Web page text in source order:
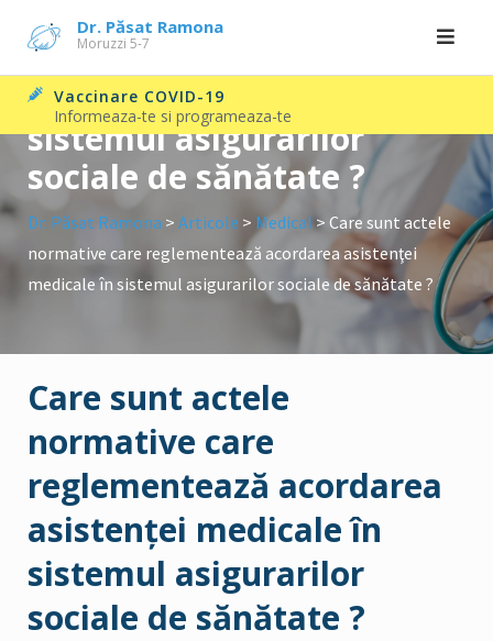
content
Dr. Păsat Ramona
Moruzzi 5-7
Vaccinare COVID-19
Informeaza-te si programeaza-te
normative care
reglementează acordarea
asistenţei medicale în
sistemul asigurarilor
sociale de sănătate ?
Dr. Păsat Ramona > Articole > Medical > Care sunt actele
normative care reglementează acordarea asistenţei
medicale în sistemul asigurarilor sociale de sănătate ?
Care sunt actele
normative care
reglementează acordarea
asistenţei medicale în
sistemul asigurarilor
sociale de sănătate ?